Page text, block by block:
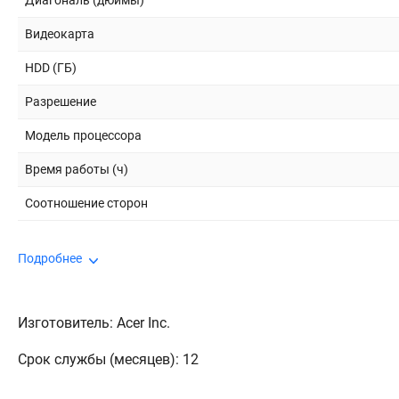
Видеокарта
HDD (ГБ)
Разрешение
Модель процессора
Время работы (ч)
Соотношение сторон
Подробнее
Изготовитель: Acer Inc.
Срок службы (месяцев): 12